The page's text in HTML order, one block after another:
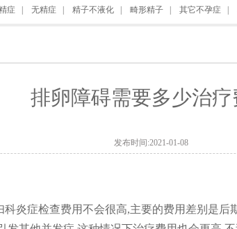
症
无精症 精子不液化 畸形精子 其它不孕症
排卵障碍需要多少治疗
发布时间:2021-01-08
科炎症检查费用不会很高,主要的费用差别是后